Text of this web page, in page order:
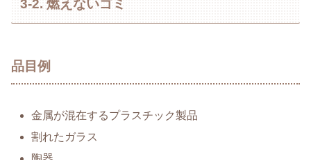
3-2. 燃えないゴミ
品目例
金属が混在するプラスチック製品
割れたガラス